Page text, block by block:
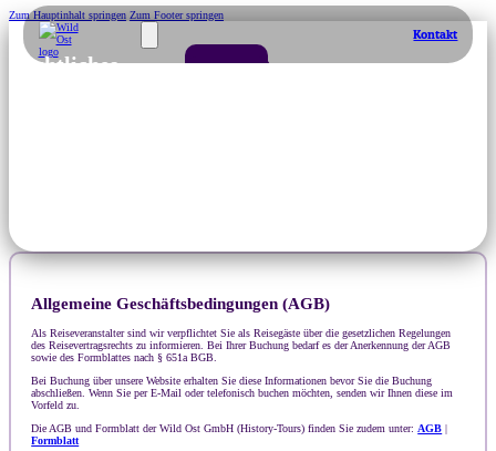
Zum Hauptinhalt springen Zum Footer springen
Reisefinder
Kontakt
Rechtliches
Allgemeine Geschäftsbedingungen (AGB)
Als Reiseveranstalter sind wir verpflichtet Sie als Reisegäste über die gesetzlichen Regelungen
des Reisevertragsrechts zu informieren. Bei Ihrer Buchung bedarf es der Anerkennung der AGB
sowie des Formblattes nach § 651a BGB.
Bei Buchung über unsere Website erhalten Sie diese Informationen bevor Sie die Buchung
abschließen. Wenn Sie per E-Mail oder telefonisch buchen möchten, senden wir Ihnen diese im
Vorfeld zu.
Die AGB und Formblatt der Wild Ost GmbH (History-Tours) finden Sie zudem unter: AGB |
Formblatt